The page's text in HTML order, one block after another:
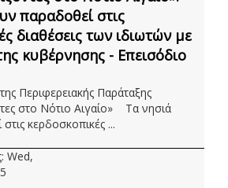
παραδοθεί στις
διαθέσεις των ιδιωτών με
κυβέρνησης - Επεισόδιο
Περιφερειακής Παράταξης
στο Νότιο Αιγαίο» Τα νησιά
κερδοσκοπικές ...
Wed,